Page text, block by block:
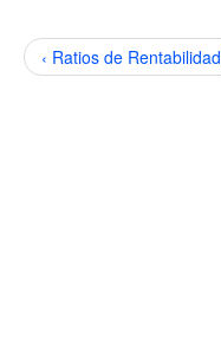
‹ Ratios de Rentabilidad